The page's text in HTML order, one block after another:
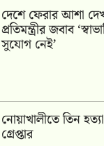
দেশে ফেরার আশা
প্রতিমন্ত্রীর জবাব
সুযোগ নেই’
নোয়াখালীতে তিন
গ্রেপ্তার